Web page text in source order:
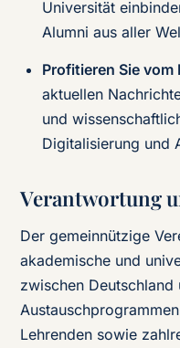
Universität
Alumni aus aller
Profitieren Sie
aktuellen
und
Digitalisierung und
Verantwortung
Der gemeinnützige
akademische und
zwischen
Lehrenden sowie